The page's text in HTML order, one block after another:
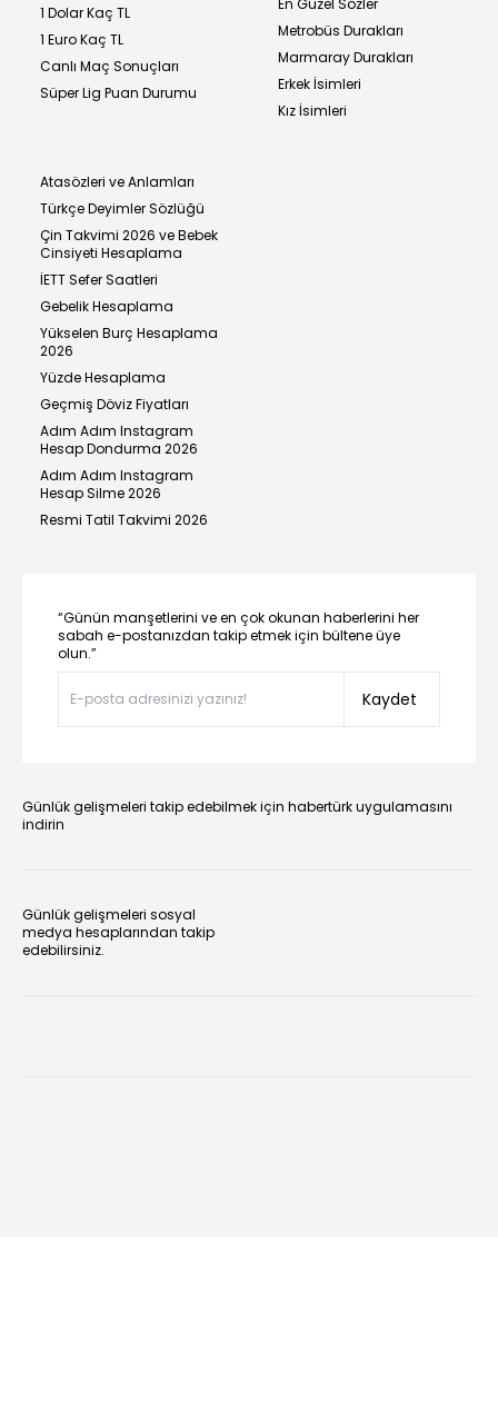
1 Dolar Kaç TL
1 Euro Kaç TL
Canlı Maç Sonuçları
Süper Lig Puan Durumu
Metrobüs Durakları
Marmaray Durakları
Erkek İsimleri
Kız İsimleri
Atasözleri ve Anlamları
Türkçe Deyimler Sözlüğü
Çin Takvimi 2026 ve Bebek
Cinsiyeti Hesaplama
İETT Sefer Saatleri
Gebelik Hesaplama
Yükselen Burç Hesaplama
2026
Yüzde Hesaplama
Geçmiş Döviz Fiyatları
Adım Adım Instagram
Hesap Dondurma 2026
Adım Adım Instagram
Hesap Silme 2026
Resmi Tatil Takvimi 2026
“Günün manşetlerini ve en çok okunan haberlerini her
sabah e-postanızdan takip etmek için bültene üye
olun.”
Kaydet
Günlük gelişmeleri takip edebilmek için habertürk uygulamasını
indirin
Günlük gelişmeleri sosyal
medya hesaplarından takip
edebilirsiniz.